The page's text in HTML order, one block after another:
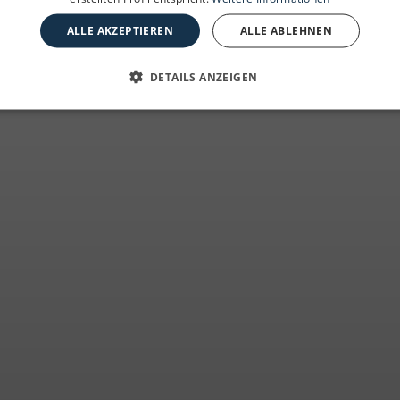
auf
ALLE AKZEPTIEREN ALLE ABLEHNEN
DETAILS ANZEIGEN